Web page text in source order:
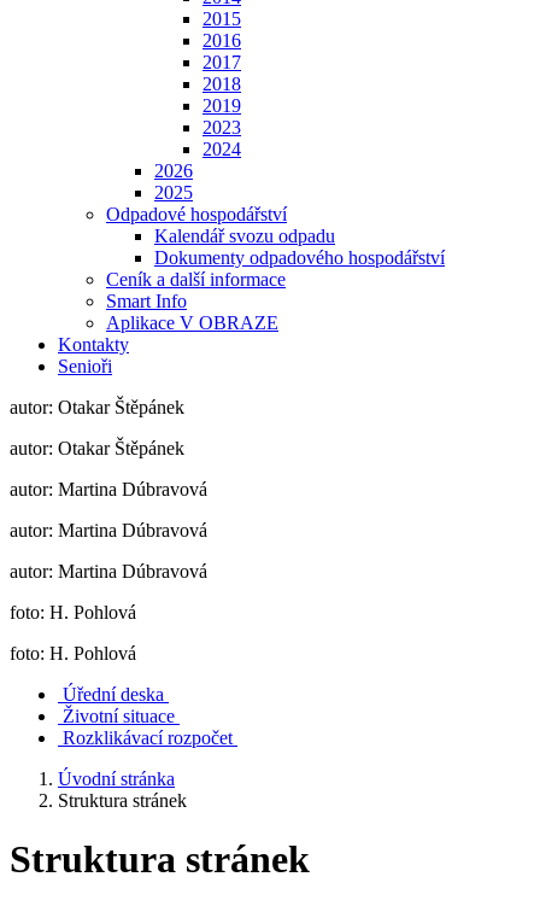
2015
2016
2017
2018
2019
2023
2024
2026
2025
Odpadové hospodářství
Kalendář svozu odpadu
Dokumenty odpadového hospodářství
Ceník a další informace
Smart Info
Aplikace V OBRAZE
Kontakty
Senioři
autor: Otakar Štěpánek
autor: Otakar Štěpánek
autor: Martina Dúbravová
autor: Martina Dúbravová
autor: Martina Dúbravová
foto: H. Pohlová
foto: H. Pohlová
Úřední deska
Životní situace
Rozklikávací rozpočet
Úvodní stránka
Struktura stránek
Struktura stránek